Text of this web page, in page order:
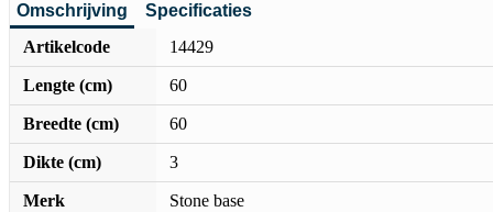
Omschrijving
Specificaties
Artikelcode
14429
Lengte (cm) 60
Breedte (cm) 60
Dikte (cm) 3
Merk Stone base